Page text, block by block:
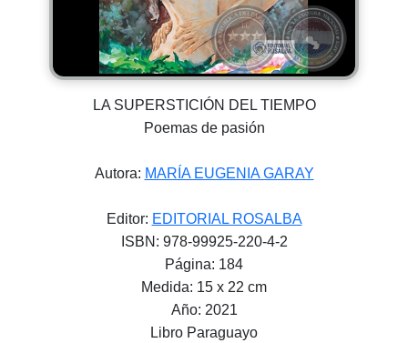
LA SUPERSTICIÓN DEL TIEMPO
Poemas de pasión
Autora: MARÍA EUGENIA GARAY
Editor: EDITORIAL ROSALBA
ISBN: 978-99925-220-4-2
Página: 184
Medida: 15 x 22 cm
Año: 2021
Libro Paraguayo